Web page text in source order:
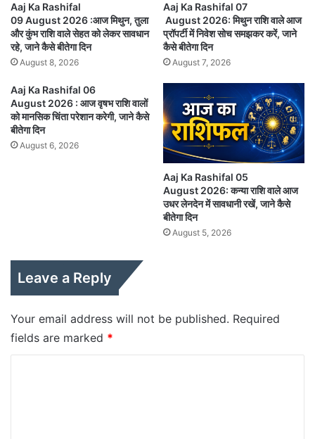
Aaj Ka Rashifal
09 August 2026 :आज मिथुन, तुला
और कुंभ राशि वाले सेहत को लेकर सावधान
रहे, जाने कैसे बीतेगा दिन
August 8, 2026
Aaj Ka Rashifal 07
August 2026: मिथुन राशि वाले आज
प्रॉपर्टी में निवेश सोच समझकर करें, जाने
कैसे बीतेगा दिन
August 7, 2026
Aaj Ka Rashifal 06
August 2026 : आज वृषभ राशि वालों
को मानसिक चिंता परेशान करेगी, जाने कैसे
बीतेगा दिन
August 6, 2026
Aaj Ka Rashifal 05
August 2026: कन्या राशि वाले आज
उधर लेनदेन में सावधानी रखें, जाने कैसे
बीतेगा दिन
August 5, 2026
Leave a Reply
Your email address will not be published. Required
fields are marked *